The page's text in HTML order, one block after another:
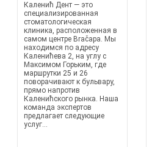
Каленић Дент — это
специализированная
стоматологическая
клиника, расположенная в
самом центре Вračара. Мы
находимся по адресу
Каленићева 2, на углу с
Максимом Горьким, где
маршрутки 25 и 26
поворачивают к бульвару,
прямо напротив
Каленићского рынка. Наша
команда экспертов
предлагает следующие
услуг...